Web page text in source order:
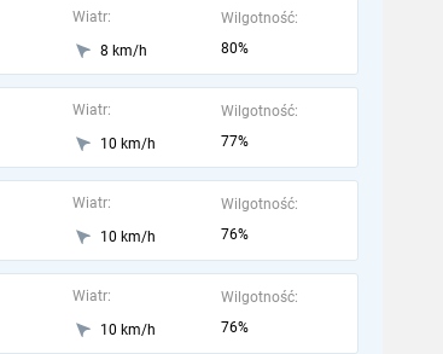
Wiatr:
8 km/h
Wilgotność:
80%
Wiatr:
10 km/h
Wilgotność:
77%
Wiatr:
10 km/h
Wilgotność:
76%
Wiatr:
10 km/h
Wilgotność:
76%